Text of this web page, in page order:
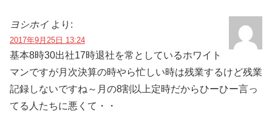
ヨシホイ より:
2017年9月25日 13:24
基本8時30出社17時退社を常としているホワイト
マンですが月次決算の時やら忙しい時は残業するけど残業
記録しないですね～月の8割以上定時だからひーひー言っ
てる人たちに悪くて・・